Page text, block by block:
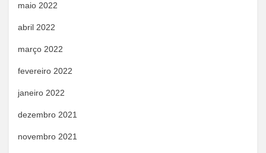
maio 2022
abril 2022
março 2022
fevereiro 2022
janeiro 2022
dezembro 2021
novembro 2021